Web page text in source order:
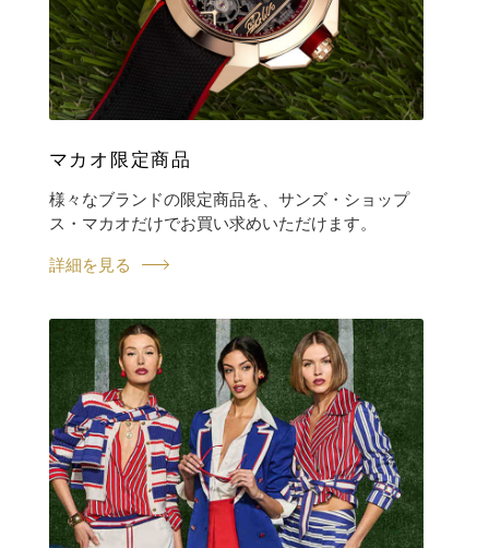
マカオ限定商品
様々なブランドの限定商品を、サンズ・ショップ
ス・マカオだけでお買い求めいただけます。
詳細を見る